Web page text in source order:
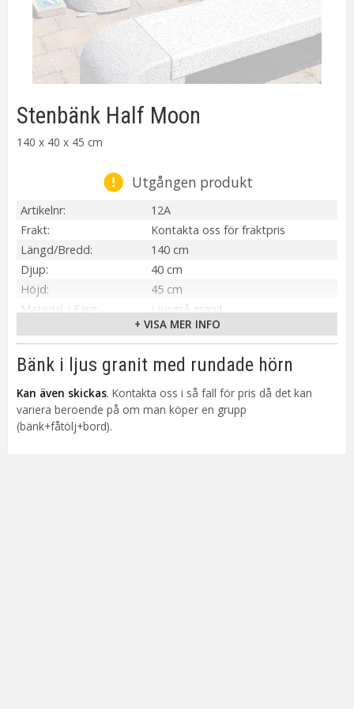
Stenbänk Half Moon
140 x 40 x 45 cm
Utgången produkt
Artikelnr
12A
Frakt
Kontakta oss för fraktpris
Längd/Bredd
140 cm
Djup
40 cm
Höjd
45 cm
Material / Färg
Ljusgrå granit
Ca. 200 kg
Tillverkare
Ljus & Miljö
+ VISA MER INFO
Bänk i ljus granit med rundade hörn
Kan även skickas. Kontakta oss i så fall för pris då det kan
variera beroende på om man köper en grupp
(bänk+fåtölj+bord).